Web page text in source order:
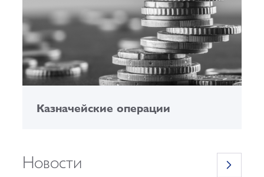
Казначейские операции
Новости